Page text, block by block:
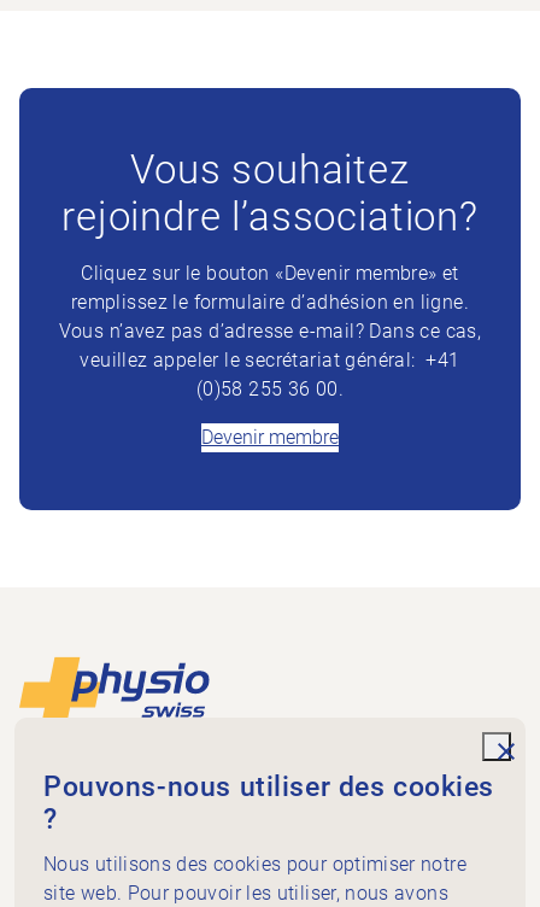
Vous souhaitez
rejoindre l’association?
Cliquez sur le bouton «Devenir membre» et
remplissez le formulaire d’adhésion en ligne.
Vous n’avez pas d’adresse e-mail? Dans ce cas,
veuillez appeler le secrétariat général: +41
(0)58 255 36 00.
Devenir membre
Footer
Physioswiss
Dammweg 3
3013 Bern
+41 58 255 36 00
info@physioswiss.ch
Pouvons-nous utiliser des cookies
?
Nous utilisons des cookies pour optimiser notre
site web. Pour pouvoir les utiliser, nous avons